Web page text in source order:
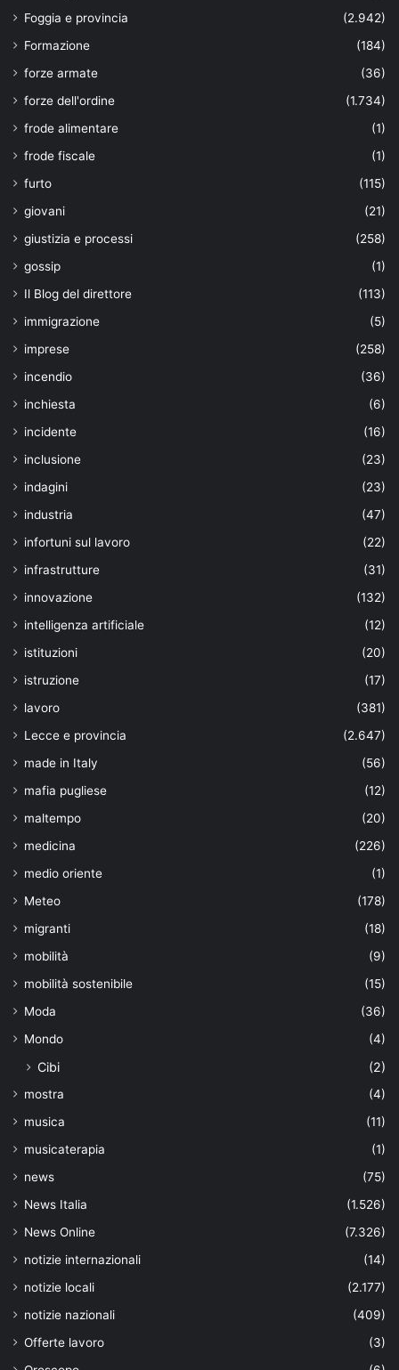
Foggia e provincia
(2.942)
Formazione
(184)
forze armate
(36)
forze dell'ordine
(1.734)
frode alimentare
(1)
frode fiscale
(1)
furto
(115)
giovani
(21)
giustizia e processi
(258)
gossip
(1)
Il Blog del direttore
(113)
immigrazione
(5)
imprese
(258)
incendio
(36)
inchiesta
(6)
incidente
(16)
inclusione
(23)
indagini
(23)
industria
(47)
infortuni sul lavoro
(22)
infrastrutture
(31)
innovazione
(132)
intelligenza artificiale
(12)
istituzioni
(20)
istruzione
(17)
lavoro
(381)
Lecce e provincia
(2.647)
made in Italy
(56)
mafia pugliese
(12)
maltempo
(20)
medicina
(226)
medio oriente
(1)
Meteo
(178)
migranti
(18)
mobilità
(9)
mobilità sostenibile
(15)
Moda
(36)
Mondo
(4)
Cibi (2)
mostra
(4)
musica
(11)
musicaterapia
(1)
news
(75)
News Italia
(1.526)
News Online
(7.326)
notizie internazionali
(14)
notizie locali
(2.177)
notizie nazionali
(409)
Offerte lavoro
(3)